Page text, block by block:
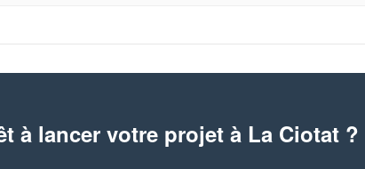
à lancer votre projet à La Ciotat ?